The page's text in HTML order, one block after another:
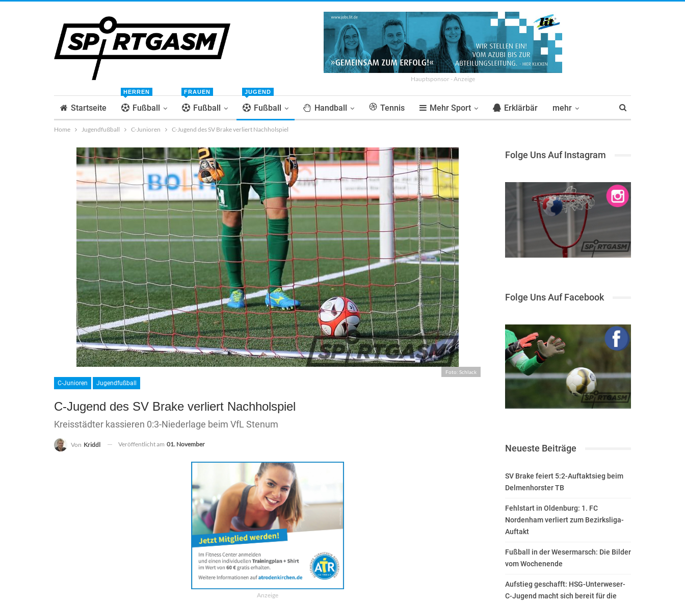
Hauptsponsor - Anzeige
Startseite Fußball
HERREN
Fußball
FRAUEN
Fußball
JUGEND
Handball Tennis Mehr Sport Erklärbär mehr
Home Jugendfußball C-Junioren C-Jugend des SV Brake verliert Nachholspiel
Foto: Schlack
C-Junioren Jugendfußball
C-Jugend des SV Brake verliert Nachholspiel
Kreisstädter kassieren 0:3-Niederlage beim VfL Stenum
Von Kriddl Veröffentlicht am 01. November
Anzeige
Folge Uns Auf Instagram
Folge Uns Auf Facebook
Neueste Beiträge
SV Brake feiert 5:2-Auftaktsieg beim
Delmenhorster TB
Fehlstart in Oldenburg: 1. FC
Nordenham verliert zum Bezirksliga-
Auftakt
Fußball in der Wesermarsch: Die Bilder
vom Wochenende
Aufstieg geschafft: HSG-Unterweser-
C-Jugend macht sich bereit für die